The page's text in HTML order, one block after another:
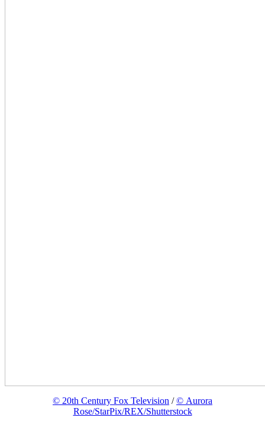
© 20th Century Fox Television /© Aurora
Rose/StarPix/REX/Shutterstock